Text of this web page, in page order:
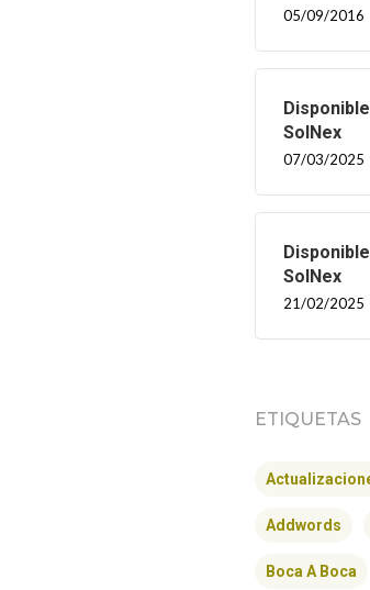
05/09/2016
SolNex
07/03/2025
SolNex
21/02/2025
ETIQUETAS
Addwords
Boca A Boca